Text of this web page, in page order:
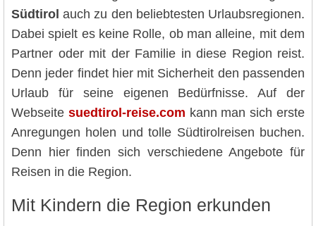
Südtirol auch zu den beliebtesten Urlaubsregionen.
Dabei spielt es keine Rolle, ob man alleine, mit dem
Partner oder mit der Familie in diese Region reist.
Denn jeder findet hier mit Sicherheit den passenden
Urlaub für seine eigenen Bedürfnisse. Auf der
Webseite suedtirol-reise.com kann man sich erste
Anregungen holen und tolle Südtirolreisen buchen.
Denn hier finden sich verschiedene Angebote für
Reisen in die Region.
Mit Kindern die Region erkunden